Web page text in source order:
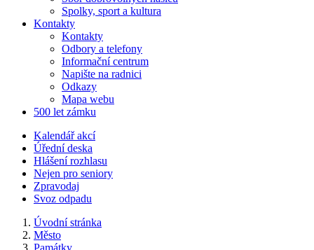
Spolky, sport a kultura
Kontakty
Kontakty
Odbory a telefony
Informační centrum
Napište na radnici
Odkazy
Mapa webu
500 let zámku
Kalendář akcí
Úřední deska
Hlášení rozhlasu
Nejen pro seniory
Zpravodaj
Svoz odpadu
Úvodní stránka
Město
Památky